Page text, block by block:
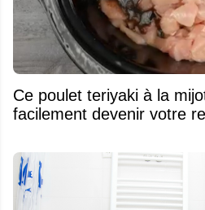
Ce poulet teriyaki à la
facilement devenir votre